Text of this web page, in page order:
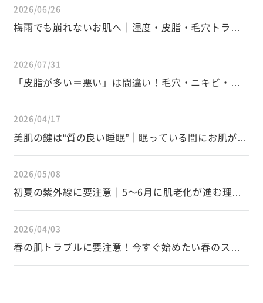
2026/06/26
梅雨でも崩れないお肌へ｜湿度・皮脂・毛穴トラブ
2026/07/31
「皮脂が多い＝悪い」は間違い！毛穴・ニキビ・イ
2026/04/17
美肌の鍵は“質の良い睡眠”｜眠っている間にお肌が変
2026/05/08
初夏の紫外線に要注意｜5〜6月に肌老化が進む理由
2026/04/03
春の肌トラブルに要注意！今すぐ始めたい春のスキ